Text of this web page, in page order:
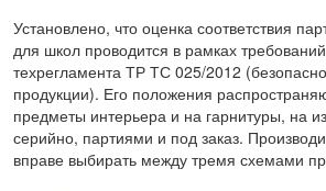
Установлено, что оценка соответствия
для школ проводится в рамках
техрегламента ТР ТС 025/2012
продукции). Его положения
предметы интерьера и на гарнитуры, на
серийно, партиями и под заказ.
вправе выбирать между тремя схемами